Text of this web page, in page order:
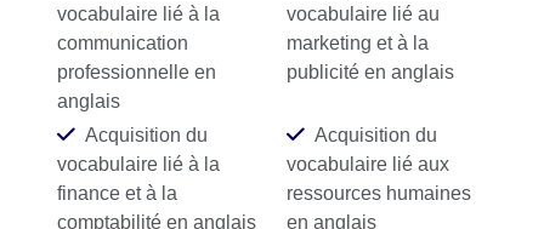
vocabulaire lié à la
communication
professionnelle en
anglais
vocabulaire lié au
marketing et à la
publicité en anglais
Acquisition du
vocabulaire lié à la
finance et à la
comptabilité en anglais
Acquisition du
vocabulaire lié aux
ressources humaines
en anglais